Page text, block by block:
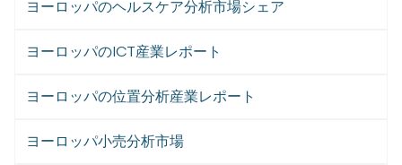
ヨーロッパのヘルスケア分析市場シェア
ヨーロッパのICT産業レポート
ヨーロッパの位置分析産業レポート
ヨーロッパ小売分析市場